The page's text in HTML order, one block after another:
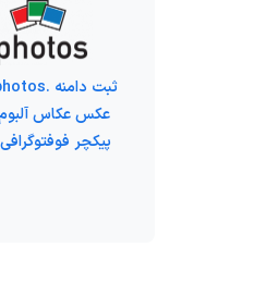
عکس عکاس
پیکچر